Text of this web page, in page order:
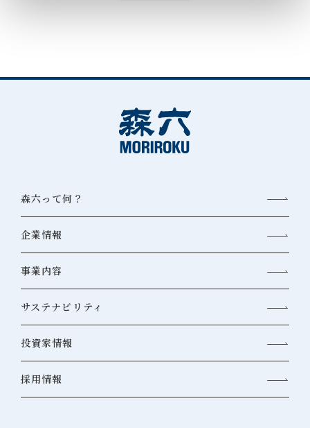
森六って何？
企業情報
事業内容
サステナビリティ
投資家情報
採用情報